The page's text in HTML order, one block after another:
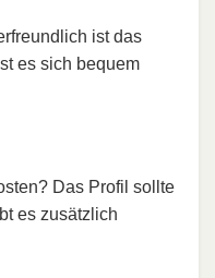
ist das
es sich bequem
Das Profil sollte
es zusätzlich